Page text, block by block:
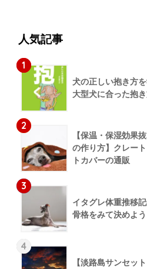
人気記事
1
犬の正しい抱き方
大型犬に合った抱
2
【保温・保湿効果
の作り方】クレー
トカバーの通販
3
イタグレ体重推移
骨格をみて決めよう
4
【淡路島サンセッ